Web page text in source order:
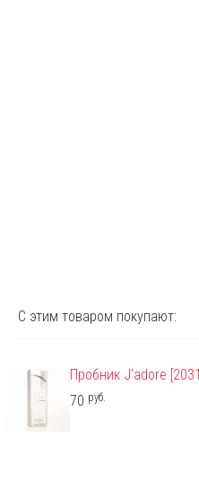
С этим товаром покупают:
Пробник J’adore [2031]
70 руб.